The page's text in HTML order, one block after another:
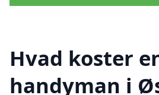
Hvad koster
handyman i